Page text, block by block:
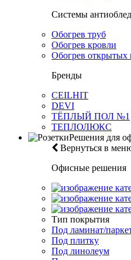
Системы
Обогрев труб
Обогрев кровли
Обогрев открытых
Бренды
CEILHIT
DEVI
ТЁПЛЫЙ ПОЛ №1
ТЕПЛОЛЮКС
Решения для
Вернуться в
Офисные решения
Тип покрытия
Под ламинат/
Под плитку
Под линолеум